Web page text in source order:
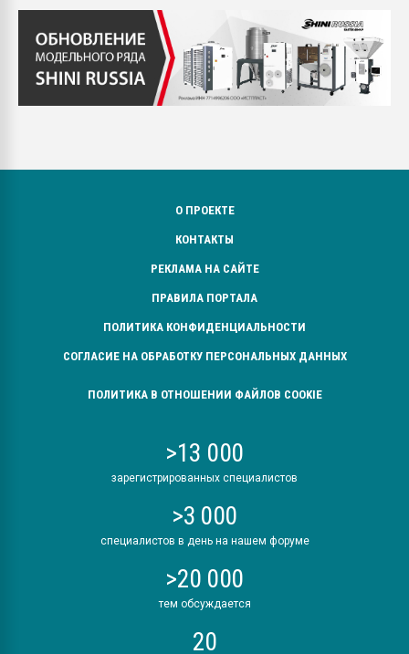
О ПРОЕКТЕ
КОНТАКТЫ
РЕКЛАМА НА САЙТЕ
ПРАВИЛА ПОРТАЛА
ПОЛИТИКА КОНФИДЕНЦИАЛЬНОСТИ
СОГЛАСИЕ НА ОБРАБОТКУ ПЕРСОНАЛЬНЫХ ДАННЫХ
ПОЛИТИКА В ОТНОШЕНИИ ФАЙЛОВ COOKIE
>13 000
зарегистрированных специалистов
>3 000
специалистов в день на нашем форуме
>20 000
тем обсуждается
20